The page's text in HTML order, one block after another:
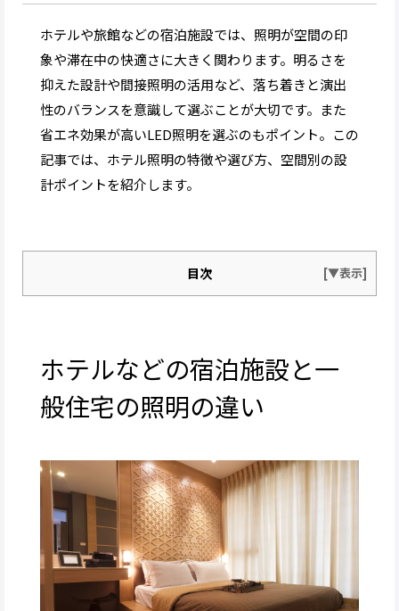
ホテルや旅館などの宿泊施設では、照明が空間の印
象や滞在中の快適さに大きく関わります。明るさを
抑えた設計や間接照明の活用など、落ち着きと演出
性のバランスを意識して選ぶことが大切です。また
省エネ効果が高いLED照明を選ぶのもポイント。この
記事では、ホテル照明の特徴や選び方、空間別の設
計ポイントを紹介します。
目次
ホテルなどの宿泊施設と一
般住宅の照明の違い